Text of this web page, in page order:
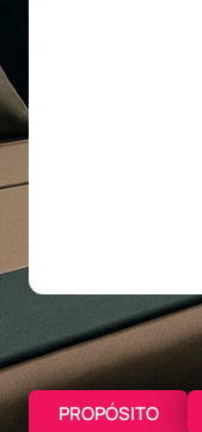
PROPÓSITO